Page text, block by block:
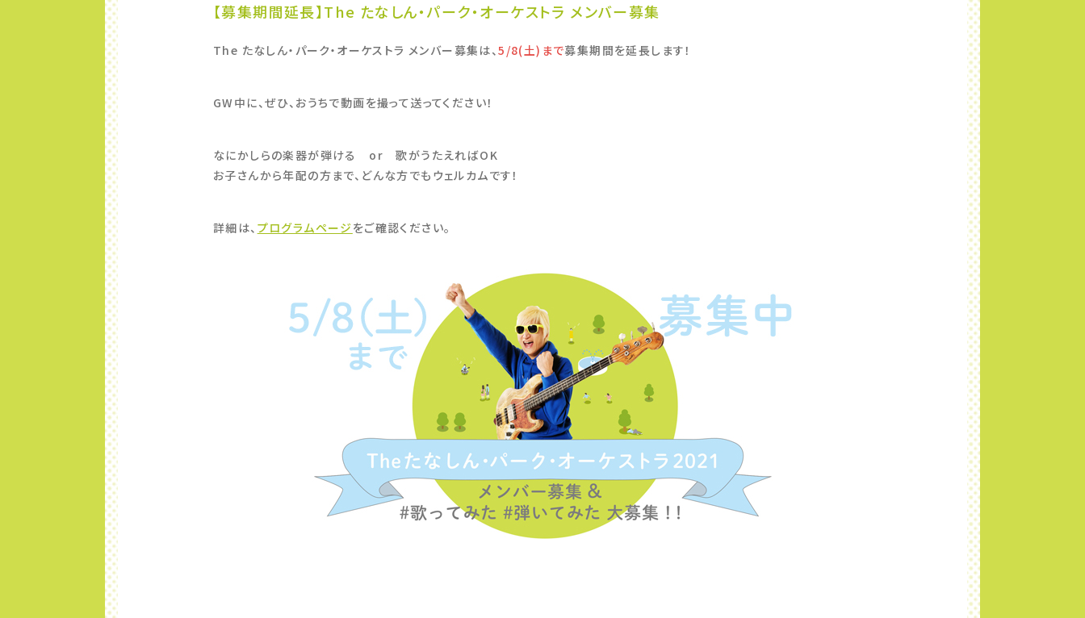
【募集期間延長】The たなしん・パーク・オーケストラ メンバー募集
The たなしん・パーク・オーケストラ メンバー募集は、5/8(土)まで募集期間を延長します！
GW中に、ぜひ、おうちで動画を撮って送ってください！
なにかしらの楽器が弾ける or 歌がうたえればOK
お子さんから年配の方まで、どんな方でもウェルカムです！
詳細は、 プログラムページをご確認ください。